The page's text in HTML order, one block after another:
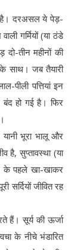
है। दरअसल ये पेड़-
गर्मियों (या ठंडे
तीन महीनों की
साथ। जब तैयारी
पीली पत्तियां इन
हो गई है। फिर
भूरा भालू और
है, सुप्तावस्था (या
के पहले खा-खाकर
सर्दियों जीवित रह
हैं। सूर्य की ऊर्जा
के नीचे भंडारित